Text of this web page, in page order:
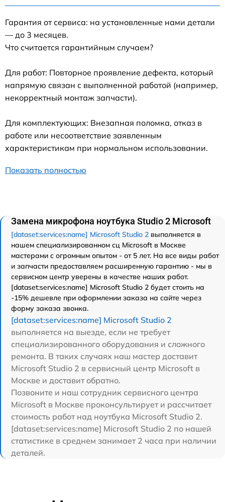
Гарантия от сервиса: на установленные нами детали
— до 3 месяцев.
Что считается гарантийным случаем?
Для работ: Повторное проявление дефекта, который
напрямую связан с выполненной работой (например,
некорректный монтаж запчасти).
Для комплектующих: Внезапная поломка, отказ в
работе или несоответствие заявленным
характеристикам при нормальном использовании.
Показать полностью
Замена микрофона ноутбука Studio 2 Microsoft
[dataset:services:name] Microsoft Studio 2 выполняется в
нашем специализированном сц Microsoft в Москве
мастерами с огромным опытом - от 5 лет. На все виды работ
и запчасти предоставляем расширенную гарантию - мы в
сервисном центр уверены в качестве наших работ.
[dataset:services:name] Microsoft Studio 2 будет стоить на
-15% дешевле при оформлении заказа на сайте через
форму заказа звонка.
[dataset:services:name] Microsoft Studio 2
выполняется на выезде, если не требует
специализированного оборудования и сложного
ремонта. В таких случаях наш мастер доставит
Microsoft Studio 2 в сервисный центр Microsoft в
Москве и доставит обратно.
Позвоните и наш сотрудник сервисного центра
Microsoft в Москве проконсультирует и рассчитает
стоимость работ над ноутбука Microsoft Studio 2.
[dataset:services:name] Microsoft Studio 2 по нашей
статистике в среднем занимает 2 часа при наличии
деталей.